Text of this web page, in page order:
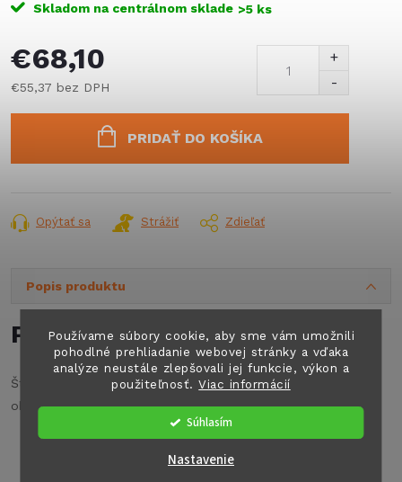
Používame súbory cookie, aby sme vám umožnili
pohodlné prehliadanie webovej stránky a vďaka
analýze neustále zlepšovali jej funkcie, výkon a
použiteľnosť.Viac informácií
Súhlasím
Nastavenie
Skladom na centrálnom sklade >5 ks
€68,10
€55,37 bez DPH
PRIDAŤ DO KOŠÍKA
Opýtať sa Strážiť Zdieľať
Popis produktu
Podrobný popis
Štandardné otočný stôl vhodné riešenie pre kompaktné
obytné vozidlá
Vhodné pre pevnú montáž a posuvné lavice